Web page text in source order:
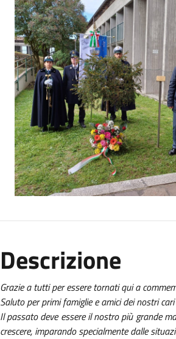
Descrizione
Grazie a tutti per essere tornati qui a
Saluto per primi famiglie e amici dei nostri
Il passato deve essere il nostro più grande
crescere, imparando specialmente dalle